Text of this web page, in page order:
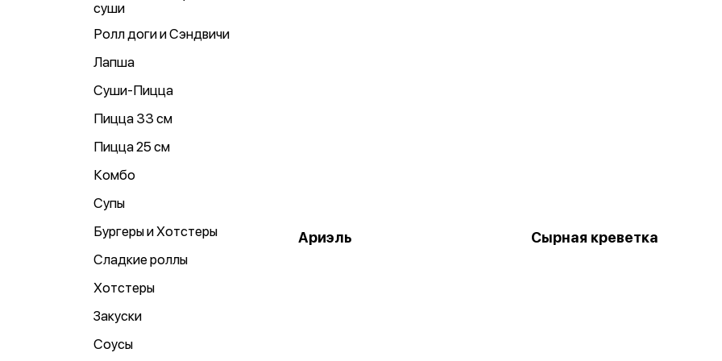
суши
Ролл доги и Сэндвичи
Лапша
Суши-Пицца
Пицца 33 см
Пицца 25 см
Комбо
Супы
Бургеры и Хотстеры
Сладкие роллы
Хотстеры
Закуски
Соусы
Ариэль Сырная креветка